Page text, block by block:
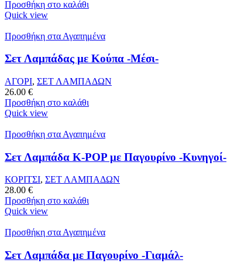
Προσθήκη στο καλάθι
Quick view
Προσθήκη στα Αγαπημένα
Σετ Λαμπάδας με Κούπα -Μέσι-
ΑΓΟΡΙ, ΣΕΤ ΛΑΜΠΑΔΩΝ
26.00 €
Προσθήκη στο καλάθι
Quick view
Προσθήκη στα Αγαπημένα
Σετ Λαμπάδα K-POP με Παγουρίνο -Κυνηγοί-
ΚΟΡΙΤΣΙ, ΣΕΤ ΛΑΜΠΑΔΩΝ
28.00 €
Προσθήκη στο καλάθι
Quick view
Προσθήκη στα Αγαπημένα
Σετ Λαμπάδα με Παγουρίνο -Γιαμάλ-